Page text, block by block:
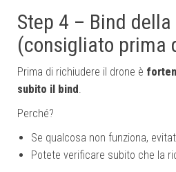
Step 4 – Bind
(consigliato prima
Prima di richiudere il drone è
subito il bind.
Perché?
Se qualcosa non funziona,
Potete verificare subito che la